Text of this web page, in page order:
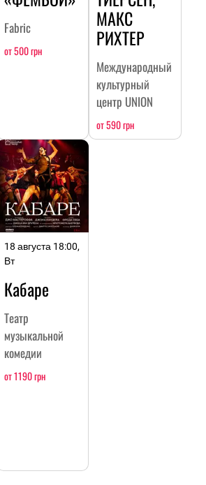
Fabric
от 500 грн
МАКС
РИХТЕР
Международный
культурный
центр UNION
от 590 грн
18 августа 18:00,
Вт
Кабаре
Театр
музыкальной
комедии
от 1190 грн